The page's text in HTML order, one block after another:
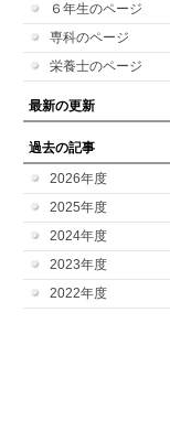
６年生のページ
専科のページ
栄養士のページ
最新の更新
過去の記事
2026年度
2025年度
2024年度
2023年度
2022年度